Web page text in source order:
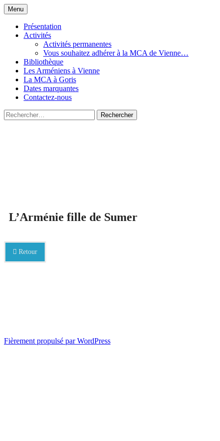
Aller
au
contenu
MCA Vienne
Le site de la Maison de la Culture
Arménienne de Vienne
Menu
Présentation
Activités
Activités permanentes
Vous souhaitez adhérer à la MCA de Vienne…
Bibliothèque
Les Arméniens à Vienne
La MCA à Goris
Dates marquantes
Contactez-nous
Rechercher :
L’Arménie fille de Sumer
Retour
Fièrement propulsé par WordPress